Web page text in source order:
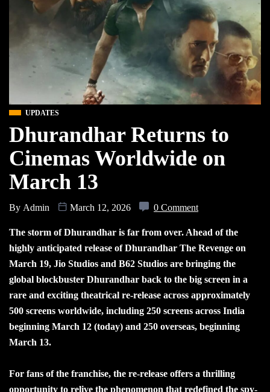
UPDATES
Dhurandhar Returns to
Cinemas Worldwide on
March 13
By Admin March 12, 2026 0 Comment
The storm of Dhurandhar is far from over. Ahead of the
highly anticipated release of Dhurandhar The Revenge on
March 19, Jio Studios and B62 Studios are bringing the
global blockbuster Dhurandhar back to the big screen in a
rare and exciting theatrical re-release across approximately
500 screens worldwide, including 250 screens across India
beginning March 12 (today) and 250 overseas, beginning
March 13.
For fans of the franchise, the re-release offers a thrilling
opportunity to relive the phenomenon that redefined the spy-